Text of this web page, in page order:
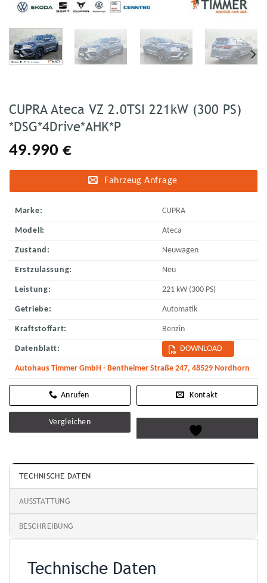
CUPRA Ateca VZ 2.0TSI 221kW (300 PS)
*DSG*4Drive*AHK*P
49.990 €
Fahrzeug Anfrage
Marke: CUPRA
Modell: Ateca
Zustand: Neuwagen
Erstzulassung: Neu
Leistung: 221 kW (300 PS)
Getriebe: Automatik
Kraftstoffart: Benzin
Datenblatt: DOWNLOAD
Autohaus Timmer GmbH - Bentheimer Straße 247, 48529 Nordhorn
Kontakt
Vergleichen
TECHNISCHE DATEN
AUSSTATTUNG
BESCHREIBUNG
Technische Daten